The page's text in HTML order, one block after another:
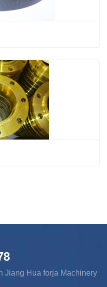
Jiang Hua forja Machinery